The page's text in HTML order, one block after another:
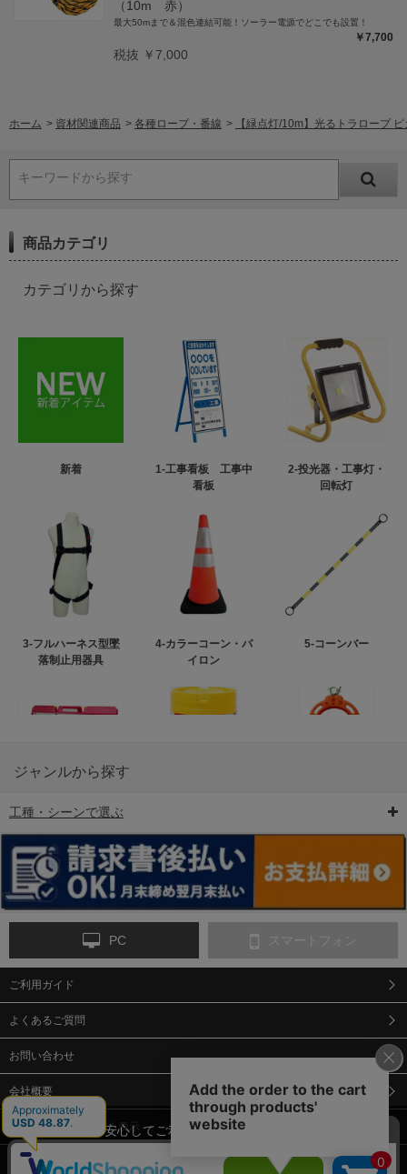
（10m 赤）
最大50mまで＆混色連結可能！ソーラー電源でどこでも設置！
￥7,700
税抜 ￥7,000
ホーム > 資材関連商品 > 各種ロープ・番線 > 【緑点灯/10m】光るトラロープ
キーワードから探す
商品カテゴリ
カテゴリから探す
新着
1-工事看板 工事中
看板
2-投光器・工事灯・
回転灯
3-フルハーネス型墜
落制止用器具
4-カラーコーン・パ
イロン
5-コーンバー
6-矢印板/LED矢印板
ンス
9-点字マット・タイ
12-安全ベスト 13-誘導灯・誘導棒・ 14-ライフジャケット
ジャンルから探す
工種・シーンで選ぶ
PC スマートフォン
ご利用ガイド
よくあるご質問
お問い合わせ
会社概要
特定商取引法に基づく表示
個人情報保護方針
当サイトでは、安心してご利用いただくため（なりすまし防止
等）、またサイトの利便性向上のため、クッキー(Cookie)を使用
しています。 サイトのクッキー(Cookie)の使用に関しては、「プ